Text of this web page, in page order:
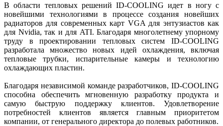
В области тепловых решений ID-COOLING идет в ногу с
новейшими технологиями в процессе создания новейших
радиаторов для современных карт VGA для энтузиастов как
для Nvidia, так и для ATI. Благодаря многолетнему упорному
труду в проектировании тепловых систем ID-COOLING
разработала множество новых идей охлаждения, включая
тепловые трубки, испарительные камеры и технологию
охлаждающих пластин.
Благодаря независимой команде разработчиков, ID-COOLING
способна обеспечить мгновенную разработку продукта и
самую быструю поддержку клиентов. Удовлетворение
потребностей клиентов является главным приоритетом
компании, от генерального директора до полевых работников.